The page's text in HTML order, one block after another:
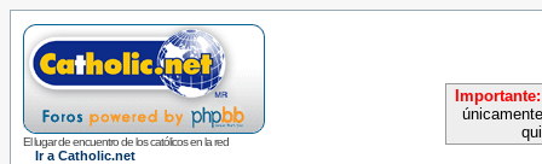
El lugar de encuentro de los católicos en la red
Ir a Catholic.net
Importante: